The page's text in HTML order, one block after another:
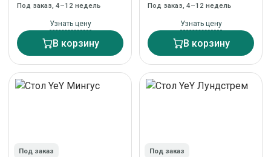
Под заказ, 4–12 недель
Узнать цену
В корзину
Под заказ, 4–12 недель
Узнать цену
В корзину
Под заказ Под заказ